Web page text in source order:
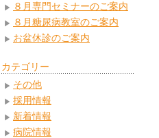
８月専門セミナーのご案内
８月糖尿病教室のご案内
お盆休診のご案内
カテゴリー
その他
採用情報
新着情報
病院情報